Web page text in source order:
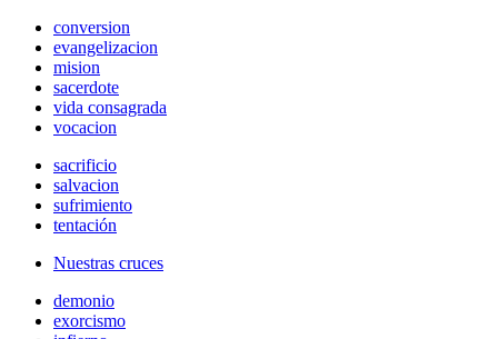
conversion
evangelizacion
mision
sacerdote
vida consagrada
vocacion
sacrificio
salvacion
sufrimiento
tentación
Nuestras cruces
demonio
exorcismo